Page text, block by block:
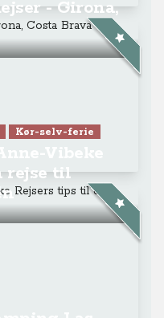
- Girona,
Kør-selv-ferie
rejse til